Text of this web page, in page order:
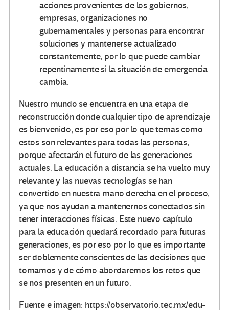
acciones provenientes de los gobiernos,
empresas, organizaciones no
gubernamentales y personas para encontrar
soluciones y mantenerse actualizado
constantemente, por lo que puede cambiar
repentinamente si la situación de emergencia
cambia.
Nuestro mundo se encuentra en una etapa de
reconstrucción donde cualquier tipo de aprendizaje
es bienvenido, es por eso por lo que temas como
estos son relevantes para todas las personas,
porque afectarán el futuro de las generaciones
actuales. La educación a distancia se ha vuelto muy
relevante y las nuevas tecnologías se han
convertido en nuestra mano derecha en el proceso,
ya que nos ayudan a mantenernos conectados sin
tener interacciones físicas. Este nuevo capítulo
para la educación quedará recordado para futuras
generaciones, es por eso por lo que es importante
ser doblemente conscientes de las decisiones que
tomamos y de cómo abordaremos los retos que
se nos presenten en un futuro.
Fuente e imagen: https://observatorio.tec.mx/edu-